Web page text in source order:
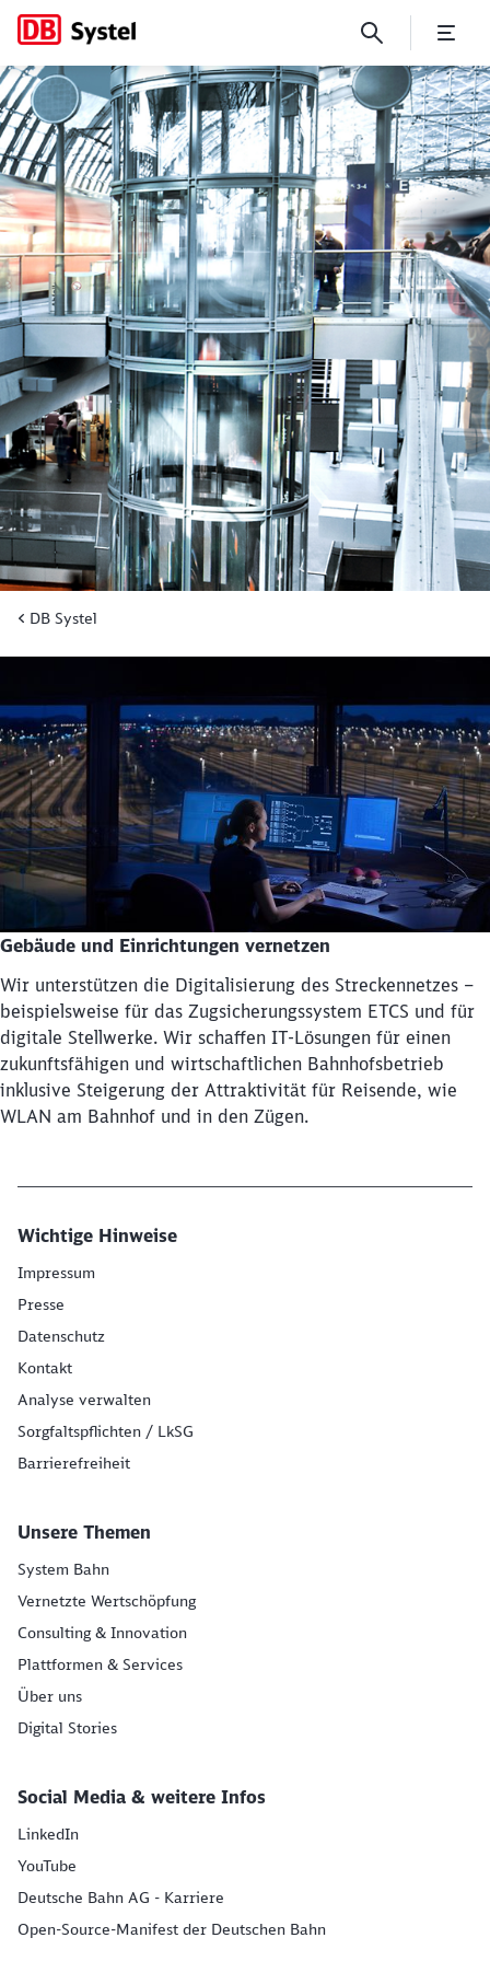
No Page Title
DB Systel
Gebäude und Einrichtungen vernetzen
Wir unterstützen die Digitalisierung des Streckennetzes –
beispielsweise für das Zugsicherungssystem ETCS und für
digitale Stellwerke. Wir schaffen IT-Lösungen für einen
zukunftsfähigen und wirtschaftlichen Bahnhofsbetrieb
inklusive Steigerung der Attraktivität für Reisende, wie
WLAN am Bahnhof und in den Zügen.
Wichtige Hinweise
Impressum
Presse
Datenschutz
Kontakt
Analyse verwalten
Sorgfaltspflichten / LkSG
Barrierefreiheit
Unsere Themen
System Bahn
Vernetzte Wertschöpfung
Consulting & Innovation
Plattformen & Services
Über uns
Digital Stories
Social Media & weitere Infos
LinkedIn
YouTube
Deutsche Bahn AG - Karriere
Open-Source-Manifest der Deutschen Bahn
Schließen
Möchten Sie zuweitergeleitet
werden?
Abbrechen Weiter